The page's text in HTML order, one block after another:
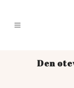
Den